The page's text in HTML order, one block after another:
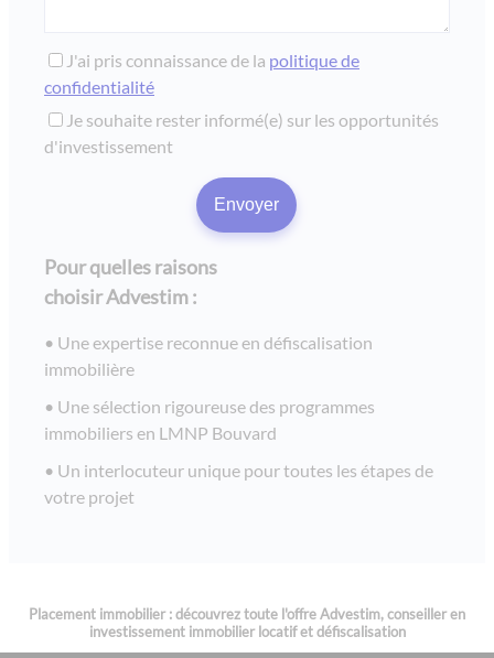
pineto - belambra - défiscalisation 2009 - lmnp
residence lyon lumiere - défiscalisation lmnp
residence les lis - ehpad domusvi - angoulême
villa azurea - mandelieu la napoule
les rives du lac - investissement lmnp bouvard à lacanau
le fil d'eau - chaponost
rivages d’esterel - saint raphaël / var
le panama - marseille
fleur d'o- grenoble
universal gallery - grenoble
J'ai pris connaissance de la politique de
confidentialité
Je souhaite rester informé(e) sur les opportunités
d'investissement
Pour quelles raisons
choisir Advestim :
Une expertise reconnue en défiscalisation
immobilière
Une sélection rigoureuse des programmes
immobiliers en LMNP Bouvard
Un interlocuteur unique pour toutes les étapes de
votre projet
Placement immobilier : découvrez toute l'offre Advestim, conseiller en
investissement immobilier locatif et défiscalisation